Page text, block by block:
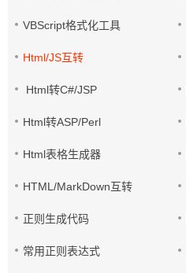
VBScript格式化工具
Html/JS互转
Html转C#/JSP
Html转ASP/Perl
Html表格生成器
HTML/MarkDown互转
正则生成代码
常用正则表达式